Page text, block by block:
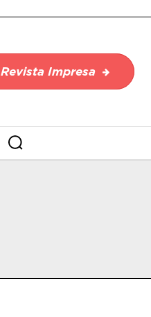
Revista Impresa